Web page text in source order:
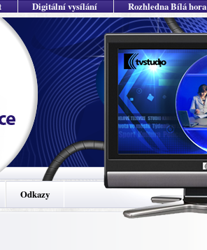
Digitální vysílání Rozhledna Bílá hora
Odkazy